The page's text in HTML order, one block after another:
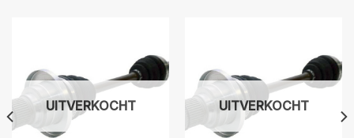
UITVERKOCHT UITVERKOCHT